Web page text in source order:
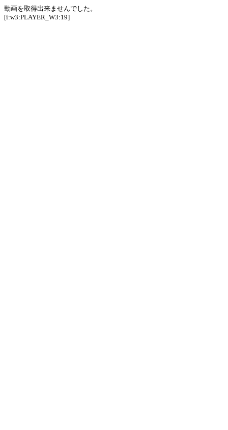
動画を取得出来ませんでした。
[i:w3:PLAYER_W3:19]